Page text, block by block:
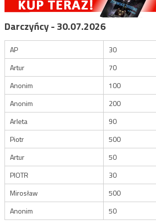
Darczyńcy - 30.07.2026
AP
30
Artur
70
Anonim
100
Anonim
200
Arleta
90
Piotr
500
Artur
50
PIOTR
30
Mirosław
500
Anonim
50